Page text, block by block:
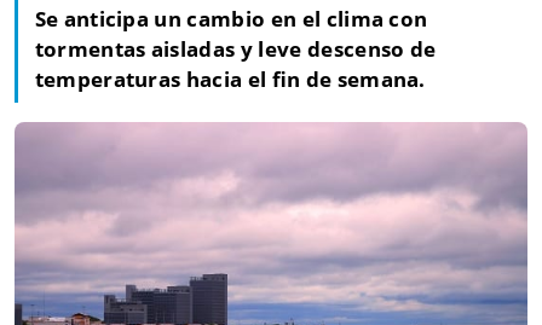
Se anticipa un cambio en el clima con
tormentas aisladas y leve descenso de
temperaturas hacia el fin de semana.